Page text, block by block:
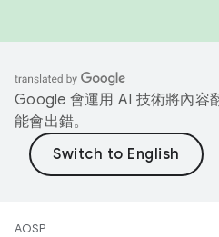
Google 會運用 AI 技術將內容
能會出錯。
AOSP